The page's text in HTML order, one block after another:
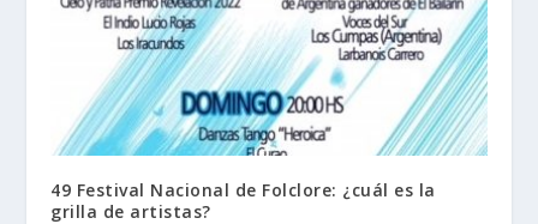
49 Festival Nacional de Folclore: ¿cuál es la
grilla de artistas?